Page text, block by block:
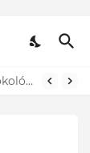
Lefotózták Oláh Ibolyát, amint épp vele csókolózik - EZT nem hiszed el, kinek a karjában kötött ki...ÍME